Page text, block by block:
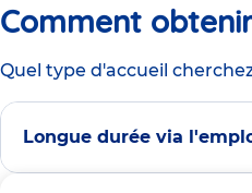
Comment
Quel type d'accueil
Longue durée via